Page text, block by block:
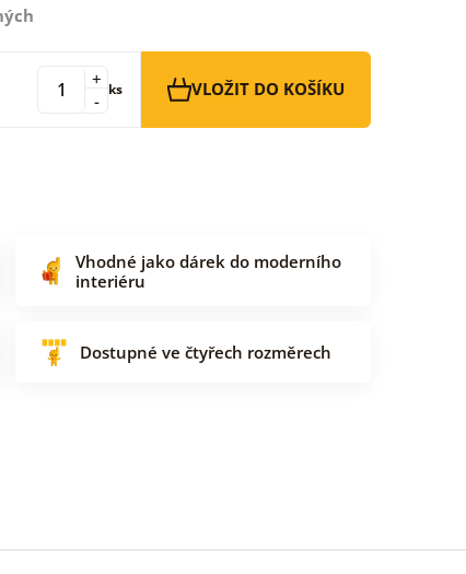
-
+ ks VLOŽIT DO KOŠÍKU
Vhodné jako dárek do moderního
interiéru
Dostupné ve čtyřech rozměrech